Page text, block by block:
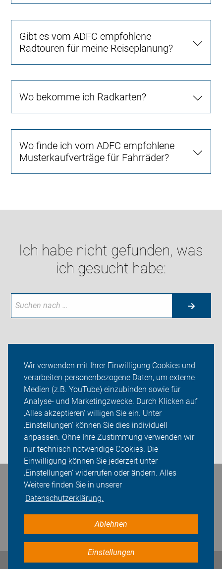
Wir verwenden mit Ihrer Einwilligung Cookies und
verarbeiten personenbezogene Daten, um externe
Medien (z.B. YouTube) einzubinden sowie für
Analyse- und Marketingzwecke. Durch Klicken auf
‚Alles akzeptieren‘ willigen Sie ein. Unter
‚Einstellungen‘ können Sie dies individuell
anpassen. Ohne Ihre Zustimmung verwenden wir
nur technisch notwendige Cookies. Die
Einwilligung können Sie jederzeit unter
‚Einstellungen‘ widerrufen oder ändern. Alles
Weitere finden Sie in unserer
Datenschutzerklärung.
Ablehnen
Einstellungen
Gibt es vom ADFC empfohlene
Radtouren für meine Reiseplanung?
Wo bekomme ich Radkarten?
Wo finde ich vom ADFC empfohlene
Musterkaufverträge für Fahrräder?
Ich habe nicht gefunden, was
ich gesucht habe:
ADFC Salzgitter
Touren
Sei dabei
Login
Bleiben Sie in Kontakt